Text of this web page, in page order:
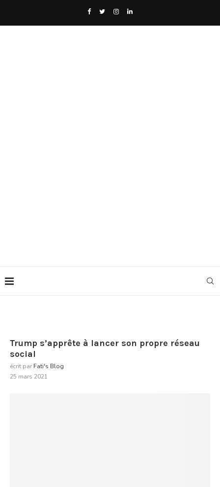
Trump s’apprête à lancer son propre réseau
social
écrit par Fati's Blog
25 mars 2021